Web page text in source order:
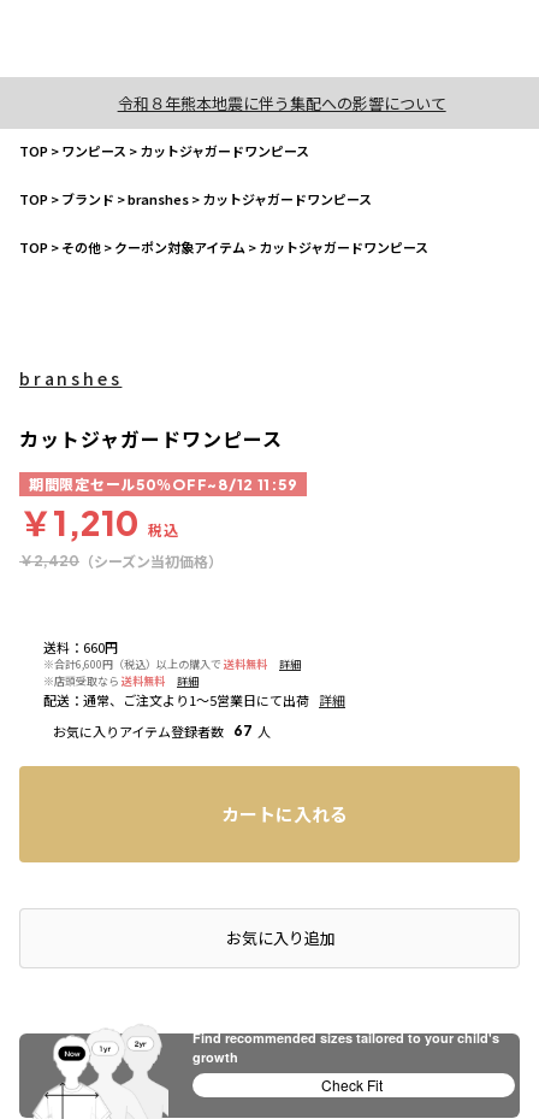
令和８年熊本地震に伴う集配への影響について
TOP>ワンピース >カットジャガードワンピース
TOP>ブランド >branshes>カットジャガードワンピース
TOP>その他>クーポン対象アイテム >カットジャガードワンピース
送料 ： 660円
※合計6,600円（税込）以上の購入で 送料無料
詳細
※店頭受取なら 送料無料 詳細
配送 ： 通常、ご注文より1～5営業日にて出荷 詳細
お気に入りアイテム登録者数 67 人
branshes
カットジャガードワンピース
期間限定セール50％OFF~8/12 11:59
￥1,210 税込
￥2,420 （シーズン当初価格）
カートに入れる
店頭在庫を確認するお気に入り追加
Find recommended sizes tailored to your child's
growth
Check Fit